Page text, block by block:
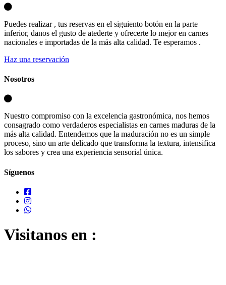
Puedes realizar , tus reservas en el siguiento botón en la parte
inferior, danos el gusto de atederte y ofrecerte lo mejor en carnes
nacionales e importadas de la más alta calidad. Te esperamos .
Haz una reservación
Nosotros
Nuestro compromiso con la excelencia gastronómica, nos hemos
consagrado como verdaderos especialistas en carnes maduras de la
más alta calidad. Entendemos que la maduración no es un simple
proceso, sino un arte delicado que transforma la textura, intensifica
los sabores y crea una experiencia sensorial única.
Síguenos
Visitanos en :